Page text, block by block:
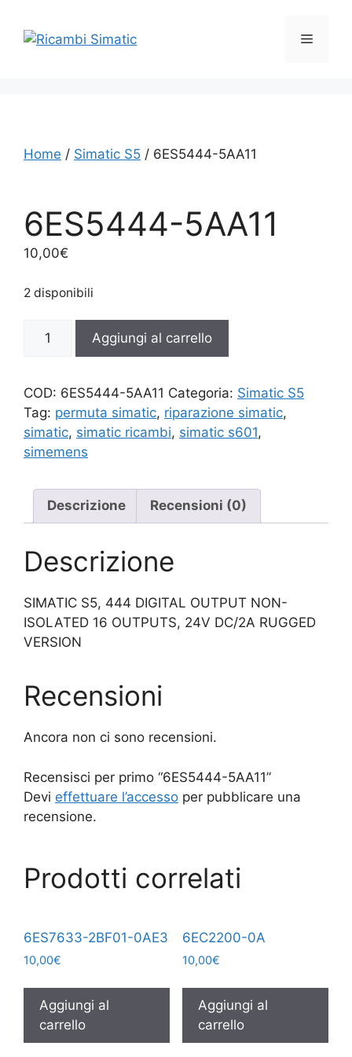
contenuto
Menu
Home / Simatic S5 / 6ES5444-5AA11
6ES5444-5AA11
10,00€
2 disponibili
5AA11
Aggiungi al carrello
COD: 6ES5444-5AA11 Categoria: Simatic S5
Tag: permuta simatic, riparazione simatic,
simatic, simatic ricambi, simatic s601,
simemens
Descrizione Recensioni (0)
Descrizione
SIMATIC S5, 444 DIGITAL OUTPUT NON-
ISOLATED 16 OUTPUTS, 24V DC/2A RUGGED
VERSION
Recensioni
Ancora non ci sono recensioni.
Recensisci per primo “6ES5444-5AA11”
Devi effettuare l’accesso per pubblicare una
recensione.
Prodotti correlati
6ES7633-2BF01-0AE3
10,00€
Aggiungi al
carrello
6EC2200-0A
10,00€
Aggiungi al
carrello